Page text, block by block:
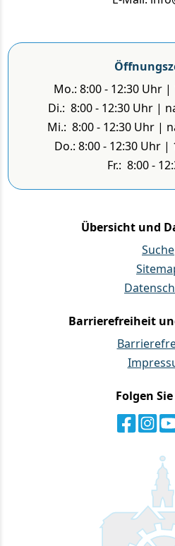
Mo.: 8:00 - 12:30 Uhr |
Di.: 8:00 - 12:30 Uhr |
Mi.: 8:00 - 12:30 Uhr |
Do.: 8:00 - 12:30 Uhr |
Fr.: 8:00 -
Übersicht und
Suche
Barrierefreiheit
Folgen